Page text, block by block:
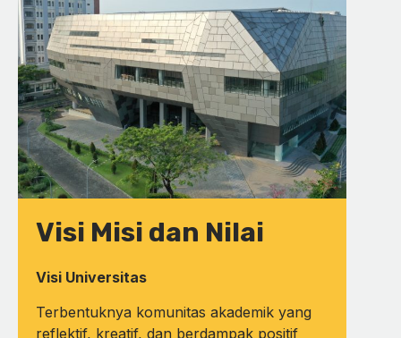
Visi Misi dan Nilai
Visi Universitas
Terbentuknya komunitas akademik yang
reflektif, kreatif, dan berdampak positif